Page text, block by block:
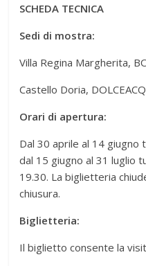
SCHEDA TECNICA
Sedi di mostra:
Villa Regina Margherita,
Castello Doria,
Orari di apertura:
Dal 30 aprile al 14 giugno
dal 15 giugno al 31 luglio
19.30. La biglietteria
chiusura.
Biglietteria:
Il biglietto consente la